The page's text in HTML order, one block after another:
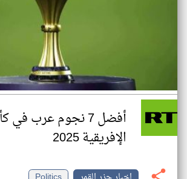
أفضل 7 نجوم عرب
الإفريقية 2025